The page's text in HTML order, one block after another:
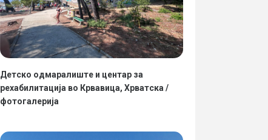
Детско одмаралиште и центар за
рехабилитација во Крвавица, Хрватска /
фотогалерија